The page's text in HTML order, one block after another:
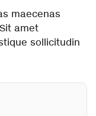
maecenas
amet
sollicitudin